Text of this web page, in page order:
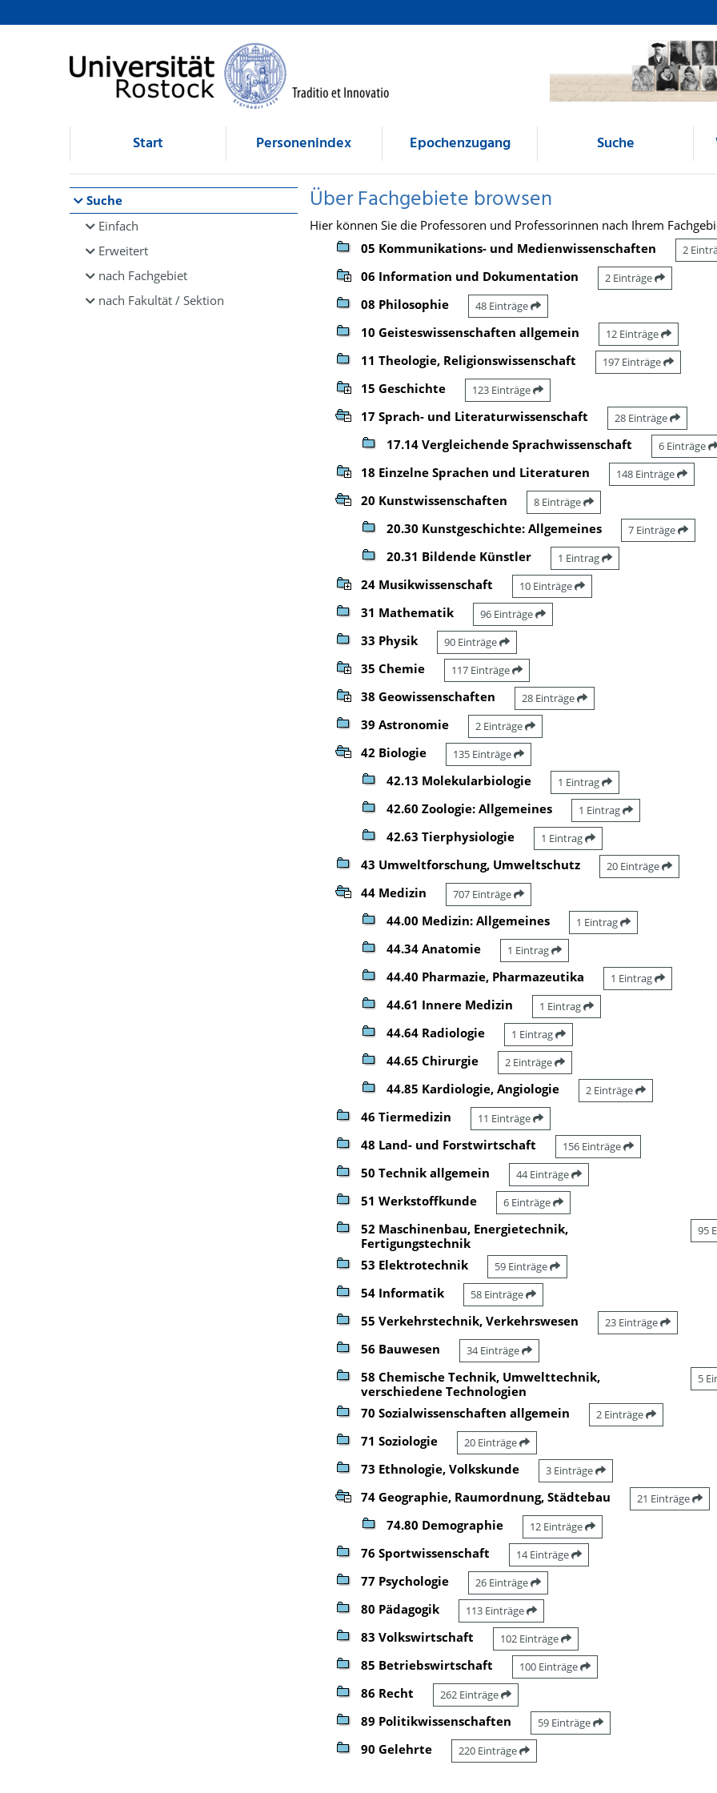
Browsen
direkt zum Inhalt
Start Personenindex Epochenzugang Suche
Suche
Einfach
Erweitert
nach Fachgebiet
nach Fakultät / Sektion
Über Fachgebiete browsen
Hier können Sie die Professoren und Professorinnen nach Ihrem
05 Kommunikations- und Medienwissenschaften
2
06 Information und Dokumentation 2 Einträge
08 Philosophie 48 Einträge
10 Geisteswissenschaften allgemein 12 Einträge
11 Theologie, Religionswissenschaft 197 Einträge
15 Geschichte 123 Einträge
17 Sprach- und Literaturwissenschaft 28 Einträge
17.14 Vergleichende Sprachwissenschaft 6 Einträge
18 Einzelne Sprachen und Literaturen 148 Einträge
20 Kunstwissenschaften 8 Einträge
20.30 Kunstgeschichte: Allgemeines 7 Einträge
20.31 Bildende Künstler 1 Eintrag
24 Musikwissenschaft 10 Einträge
31 Mathematik 96 Einträge
33 Physik 90 Einträge
35 Chemie 117 Einträge
38 Geowissenschaften 28 Einträge
39 Astronomie 2 Einträge
42 Biologie 135 Einträge
42.13 Molekularbiologie 1 Eintrag
42.60 Zoologie: Allgemeines 1 Eintrag
42.63 Tierphysiologie 1 Eintrag
43 Umweltforschung, Umweltschutz 20 Einträge
44 Medizin 707 Einträge
44.00 Medizin: Allgemeines 1 Eintrag
44.34 Anatomie 1 Eintrag
44.40 Pharmazie, Pharmazeutika 1 Eintrag
44.61 Innere Medizin 1 Eintrag
44.64 Radiologie 1 Eintrag
44.65 Chirurgie 2 Einträge
44.85 Kardiologie, Angiologie 2 Einträge
46 Tiermedizin 11 Einträge
48 Land- und Forstwirtschaft 156 Einträge
50 Technik allgemein 44 Einträge
51 Werkstoffkunde 6 Einträge
52 Maschinenbau, Energietechnik,
Fertigungstechnik
95
53 Elektrotechnik 59 Einträge
54 Informatik 58 Einträge
55 Verkehrstechnik, Verkehrswesen 23 Einträge
56 Bauwesen 34 Einträge
58 Chemische Technik, Umwelttechnik,
verschiedene Technologien
5
70 Sozialwissenschaften allgemein 2 Einträge
71 Soziologie 20 Einträge
73 Ethnologie, Volkskunde 3 Einträge
74 Geographie, Raumordnung, Städtebau 21 Einträge
74.80 Demographie 12 Einträge
76 Sportwissenschaft 14 Einträge
77 Psychologie 26 Einträge
80 Pädagogik 113 Einträge
83 Volkswirtschaft 102 Einträge
85 Betriebswirtschaft 100 Einträge
86 Recht 262 Einträge
89 Politikwissenschaften 59 Einträge
90 Gelehrte 220 Einträge